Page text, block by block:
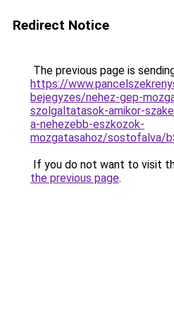
Redirect Notice
The previous page is
https://
bejegyzes/nehez-gep-
szolgaltatasok-amikor-
a-nehezebb-eszkozok-
mozgatasahoz/sostofalva/
If you do not want to visit
the previous page.